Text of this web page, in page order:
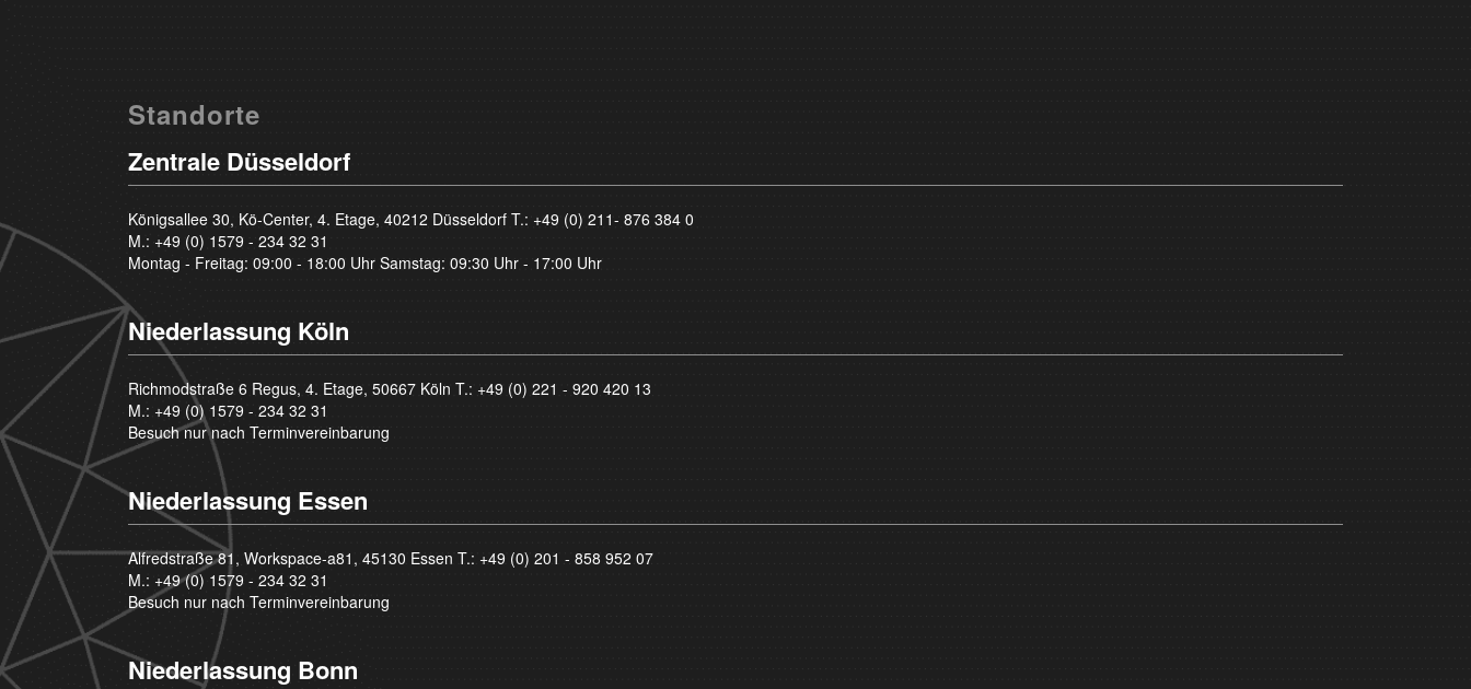
Standorte
Zentrale Düsseldorf
Königsallee 30, Kö-Center, 4. Etage, 40212 Düsseldorf T.: +49 (0) 211- 876 384 0
M.: +49 (0) 1579 - 234 32 31
Montag - Freitag: 09:00 - 18:00 Uhr Samstag: 09:30 Uhr - 17:00 Uhr
Niederlassung Köln
Richmodstraße 6 Regus, 4. Etage, 50667 Köln T.: +49 (0) 221 - 920 420 13
M.: +49 (0) 1579 - 234 32 31
Besuch nur nach Terminvereinbarung
Niederlassung Essen
Alfredstraße 81, Workspace-a81, 45130 Essen T.: +49 (0) 201 - 858 952 07
M.: +49 (0) 1579 - 234 32 31
Besuch nur nach Terminvereinbarung
Niederlassung Bonn